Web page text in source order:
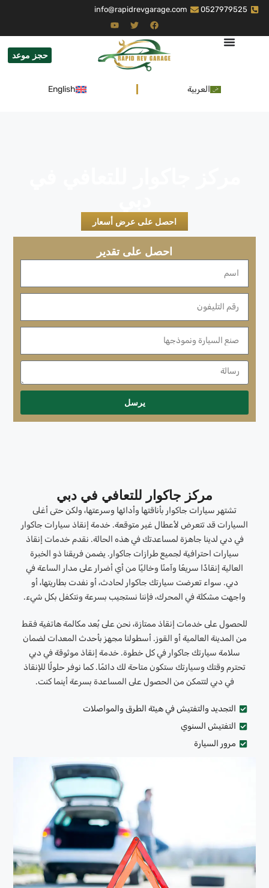
0527979525
info@rapidrevgarage.com
حجز موعد
العربية English
احصل على عرض أسعار
احصل على تقدير
يرسل
مركز جاكوار للتعافي في دبي
تشتهر سيارات جاكوار بأناقتها وأدائها وسرعتها، ولكن حتى أغلى
السيارات قد تتعرض لأعطال غير متوقعة. خدمة إنقاذ سيارات جاكوار
في دبي لدينا جاهزة لمساعدتك في هذه الحالة. نقدم خدمات إنقاذ
سيارات احترافية لجميع طرازات جاكوار. يضمن فريقنا ذو الخبرة
العالية إنقاذًا سريعًا وآمنًا وخاليًا من أي أضرار على مدار الساعة في
دبي. سواء تعرضت سيارتك جاكوار لحادث، أو نفدت بطاريتها، أو
واجهت مشكلة في المحرك، فإننا نستجيب بسرعة ونتكفل بكل شيء.
للحصول على خدمات إنقاذ ممتازة، نحن على بُعد مكالمة هاتفية فقط
من المدينة العالمية أو القوز. أسطولنا مجهز بأحدث المعدات لضمان
سلامة سيارتك جاكوار في كل خطوة. خدمة إنقاذ موثوقة في دبي
تحترم وقتك وسيارتك ستكون متاحة لك دائمًا. كما نوفر حلولًا للإنقاذ
في دبي لتتمكن من الحصول على المساعدة بسرعة أينما كنت.
التجديد والتفتيش في هيئة الطرق والمواصلات
التفتيش السنوي
مرور السيارة